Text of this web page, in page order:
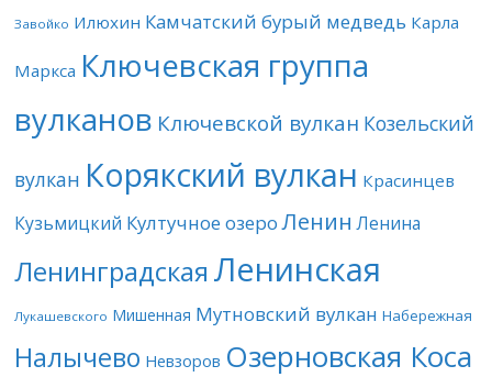
Завойко Илюхин Камчатский бурый медведь Карла
Маркса Ключевская группа
вулканов Ключевской вулкан Козельский
вулкан Корякский вулкан Красинцев
Кузьмицкий Култучное озеро Ленин Ленина
Ленинградская Ленинская
Лукашевского Мишенная Мутновский вулкан Набережная
Налычево Невзоров Озерновская Коса